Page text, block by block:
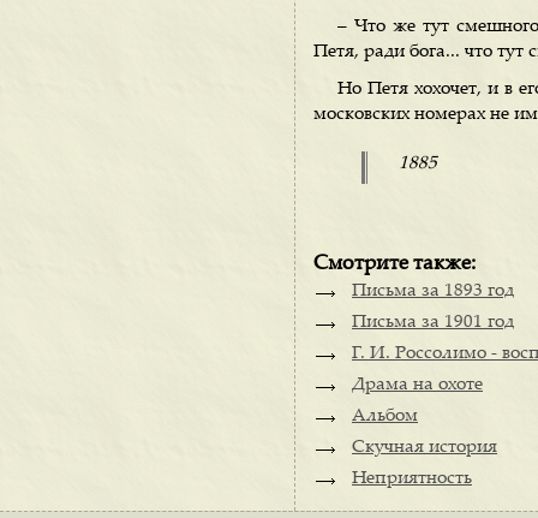
– Что же тут
Петя, ради бога... что тут
Но Петя хохочет, и в
московских номерах не
1885
Смотрите также:
Письма за 1893 год
Письма за 1901 год
Г. И. Россолимо -
Драма на охоте
Альбом
Скучная история
Неприятность